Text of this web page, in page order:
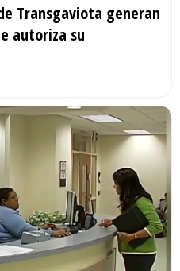
Transgaviota generan
autoriza su